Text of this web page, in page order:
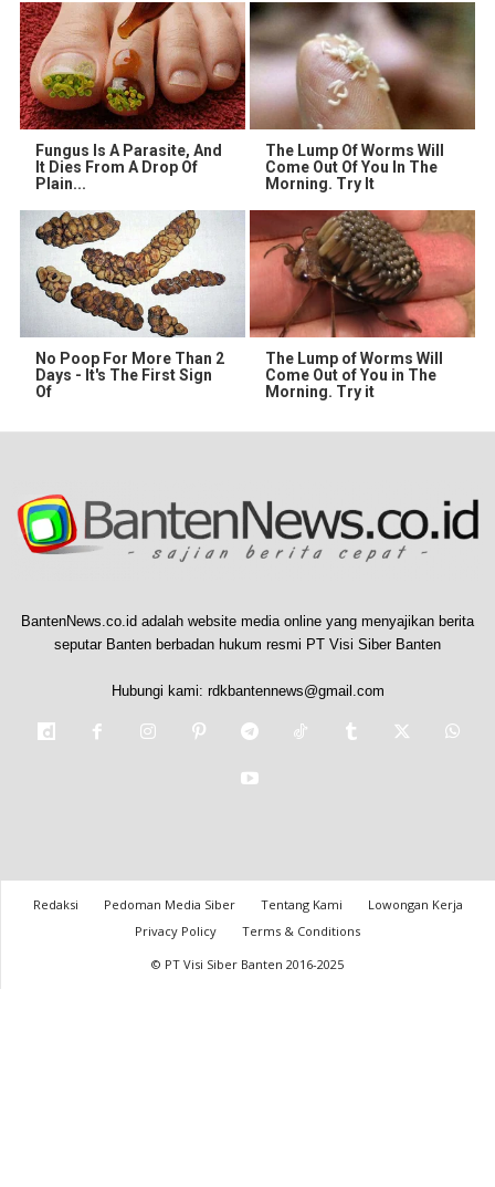
Fungus Is A Parasite, And
It Dies From A Drop Of
Plain...
The Lump Of Worms Will
Come Out Of You In The
Morning. Try It
No Poop For More Than 2
Days - It's The First Sign
Of
The Lump of Worms Will
Come Out of You in The
Morning. Try it
BantenNews.co.id adalah website media online yang menyajikan berita
seputar Banten berbadan hukum resmi PT Visi Siber Banten
Hubungi kami: rdkbantennews@gmail.com
Redaksi Pedoman Media Siber Tentang Kami
Lowongan Kerja
Privacy Policy
Terms & Conditions
© PT Visi Siber Banten 2016-2025